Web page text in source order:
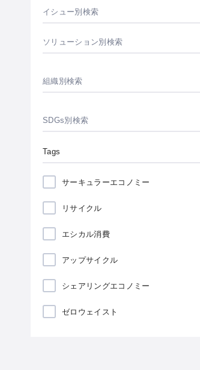
イシュー別検索
ソリューション別検索
組織別検索
SDGs別検索
Tags
サーキュラーエコノミー
リサイクル
エシカル消費
アップサイクル
シェアリングエコノミー
ゼロウェイスト